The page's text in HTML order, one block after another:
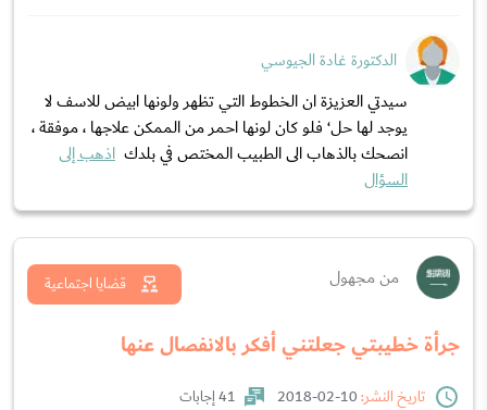
الدكتورة غادة الجيوسي
سيدتي العزيزة ان الخطوط التي تظهر ولونها ابيض للاسف لا
يوجد لها حل‘ فلو كان لونها احمر من الممكن علاجها ، موفقة ،
انصحك بالذهاب الى الطبيب المختص في بلدك اذهب إلى
السؤال
من مجهول
جرأة خطيبتي جعلتني أفكر بالانفصال عنها
قضايا اجتماعية
تاريخ النشر:
41 إجابات